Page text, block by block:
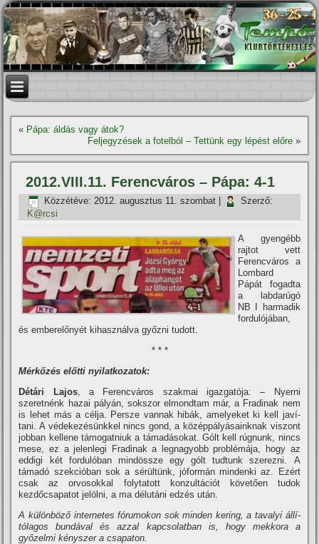
« Pápa: áldás vagy átok?
Feljegyzések a fotelból – Tettünk egy lépést előre»
2012.VIII.11. Ferencváros – Pápa: 4-1
Közzétéve: 2012. augusztus 11. szombat
Szerző:
K@rcsi
A gyengébb
rajtot vett
Ferencváros a
Lombard
Pápát fogadta
a labdarúgó
NB I harmadik
fordulójában,
és emberelőnyét kihasználva győzni tudott.
* * *
Mérkőzés előtti nyilatkozatok:
Détári Lajos, a Ferencváros szakmai igazgatója: – Nyerni
szeretnénk hazai pályán, sokszor elmondtam már, a Fradinak nem
is lehet más a célja. Persze vannak hibák, amelyeket ki kell javí­
tani. A védekezésünkkel nincs gond, a középpályásainknak viszont
jobban kellene támogatniuk a támadásokat. Gólt kell rúgnunk, nincs
mese, ez a jelenlegi Fradinak a legnagyobb problémája, hogy az
eddigi két fordulóban mindössze egy gólt tudtunk szerezni. A
támadó szekcióban sok a sérültünk, jóformán mindenki az. Ezért
csak az orvosokkal folytatott konzultációt követően tudok
kezdőcsapatot jelölni, a ma délutáni edzés után.
A különböző internetes fórumokon sok minden kering, a tavalyi állí­
tólagos bundával és azzal kapcsolatban is, hogy mekkora a
győzelmi kényszer a csapaton.